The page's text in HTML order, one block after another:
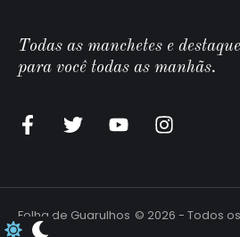
Todas as manchetes e
para você todas as manhãs.
Folha de Guarulhos © 2026 - Todos